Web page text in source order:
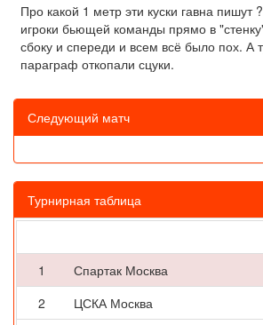
Про какой 1 метр эти куски гавна
игроки бьющей команды прямо в
сбоку и спереди и всем всё было пох. А
параграф откопали сцуки.
Следующий матч
Турнирная таблица
1
Спартак Москва
2
ЦСКА Москва